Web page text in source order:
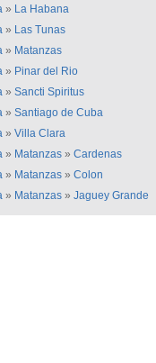
» La Habana
» Las Tunas
» Matanzas
» Pinar del Rio
» Sancti Spiritus
» Santiago de Cuba
» Villa Clara
» Matanzas » Cardenas
» Matanzas » Colon
» Matanzas » Jaguey Grande